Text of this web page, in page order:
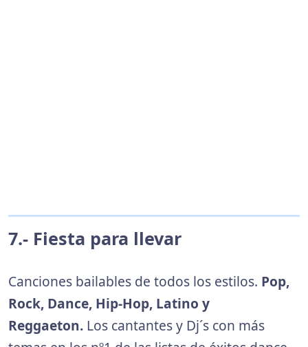
7.- Fiesta para llevar
Canciones bailables de todos los estilos. Pop,
Rock, Dance, Hip-Hop, Latino y
Reggaeton. Los cantantes y Dj´s con más